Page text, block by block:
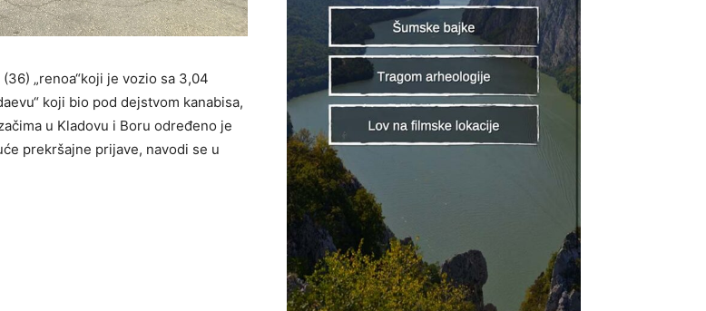
„renoa“koji je vozio sa 3,04
koji bio pod dejstvom kanabisa,
u Kladovu i Boru određeno je
prekršajne prijave, navodi se u